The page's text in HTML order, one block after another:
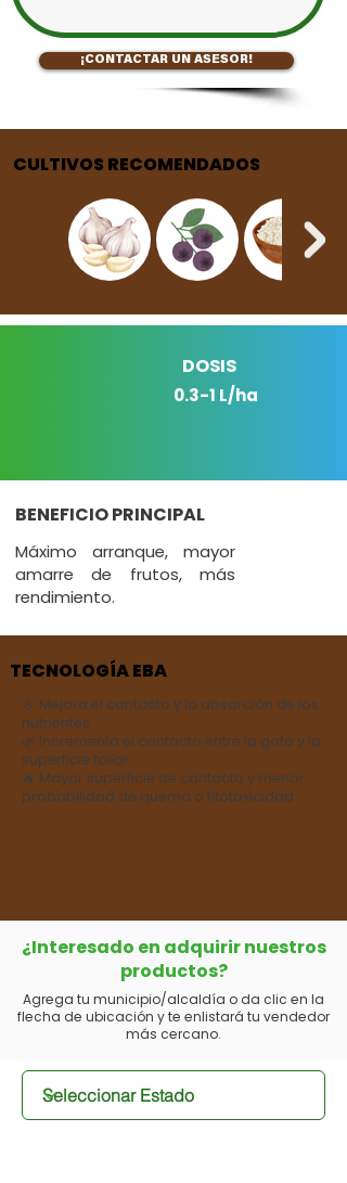
¡CONTACTAR UN ASESOR!
CULTIVOS RECOMENDADOS
DOSIS
0.3-1 L/ha
BENEFICIO PRINCIPAL
Máximo arranque, mayor
amarre de frutos, más
rendimiento.
TECNOLOGÍA EBA
💧 Mejora el contacto y la absorción de los
nutrientes
🌿 Incrementa el contacto entre la gota y la
superficie foliar
🔥 Mayor superficie de contacto y menor
probabilidad de quema o fitotoxicidad
¿Interesado en adquirir nuestros
productos?
Agrega tu municipio/alcaldía o da clic en la
flecha de ubicación y te enlistará tu vendedor
más cercano.